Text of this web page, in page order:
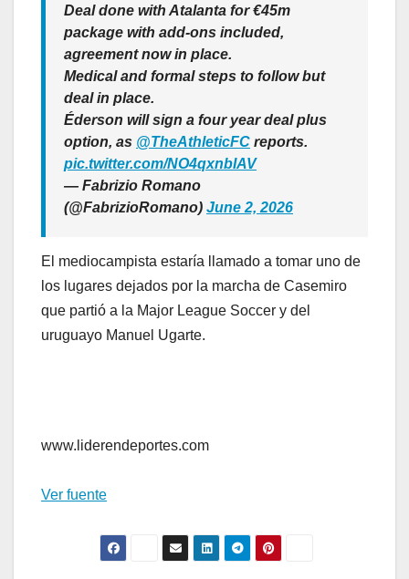
Deal done with Atalanta for €45m
package with add-ons included,
agreement now in place.
Medical and formal steps to follow but
deal in place.
Éderson will sign a four year deal plus
option, as @TheAthleticFC reports.
pic.twitter.com/NO4qxnbIAV
— Fabrizio Romano
(@FabrizioRomano) June 2, 2026
El mediocampista estaría llamado a tomar uno de
los lugares dejados por la marcha de Casemiro
que partió a la Major League Soccer y del
uruguayo Manuel Ugarte.
www.liderendeportes.com
Ver fuente